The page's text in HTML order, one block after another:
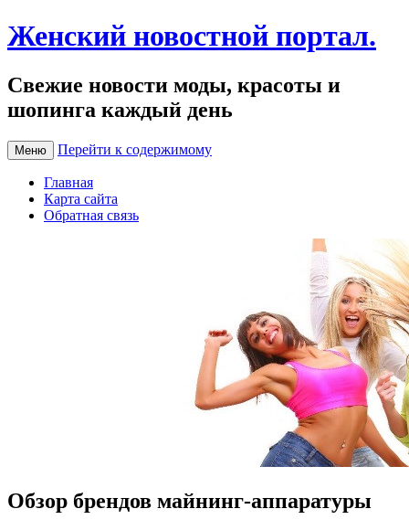
Женский новостной портал.
Свежие новости моды, красоты и
шопинга каждый день
Меню Перейти к содержимому
Главная
Карта сайта
Обратная связь
Обзор брендов майнинг‑аппаратуры